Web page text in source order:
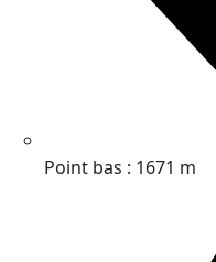
Point bas : 1671 m